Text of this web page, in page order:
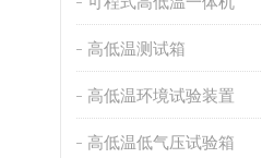
高低温测试箱
高低温环境试验装置
高低温低气压试验箱